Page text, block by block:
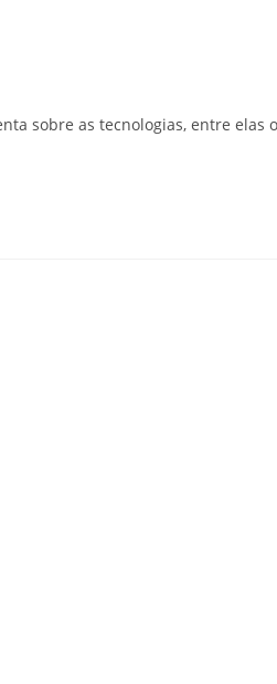
sobre as tecnologias, entre elas